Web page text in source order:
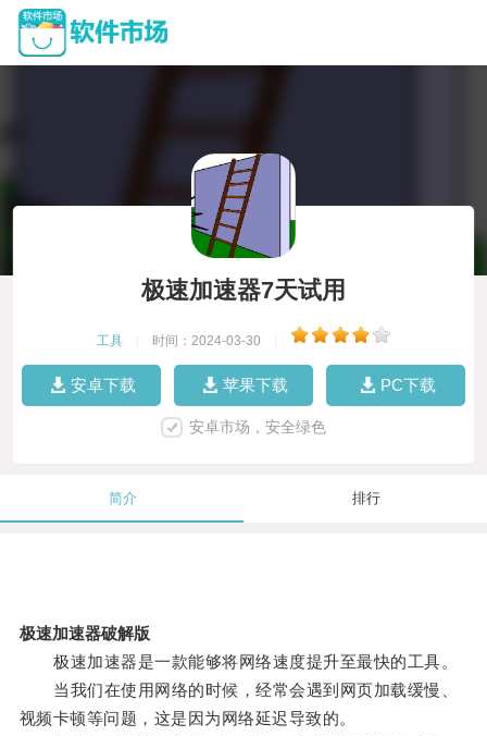
极速加速器7天试用
工具 时间：2024-03-30
安卓下载 苹果下载 PC下载
安卓市场，安全绿色
简介 排行
极速加速器破解版
极速加速器是一款能够将网络速度提升至最快的工具。
当我们在使用网络的时候，经常会遇到网页加载缓慢、
视频卡顿等问题，这是因为网络延迟导致的。